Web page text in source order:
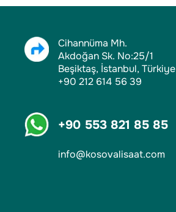
Cihannüma Mh.
Akdoğan Sk. No:25/1
Beşiktaş, İstanbul, Türkiye
+90 212 614 56 39
+90 553 821 85 85
info@kosovalisaat.com